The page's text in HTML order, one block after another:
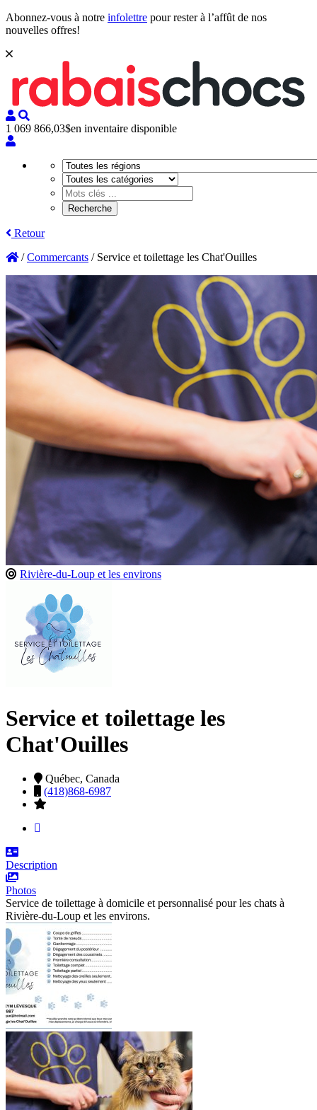
Abonnez-vous à notre infolettre pour rester à l’affût de nos
nouvelles offres!
1 069 866,03$en inventaire disponible
Retour
/Commercants / Service et toilettage les Chat'Ouilles
Rivière-du-Loup et les environs
Service et toilettage les
Chat'Ouilles
Québec, Canada
(418)868-6987
Description
Photos
Service de toilettage à domicile et personnalisé pour les chats à
Rivière-du-Loup et les environs.